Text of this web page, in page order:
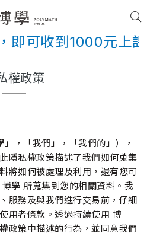
可收到1000元上課
權政策
，「我們」，「我們的」），
隱私權政策描述了我們如何蒐集
將如何被處理及利用，還有您可
學 所蒐集到您的相關資料。我
服務及與我們進行交易前，仔細
用者條款。透過持續使用 博
政策中描述的行為，並同意我們